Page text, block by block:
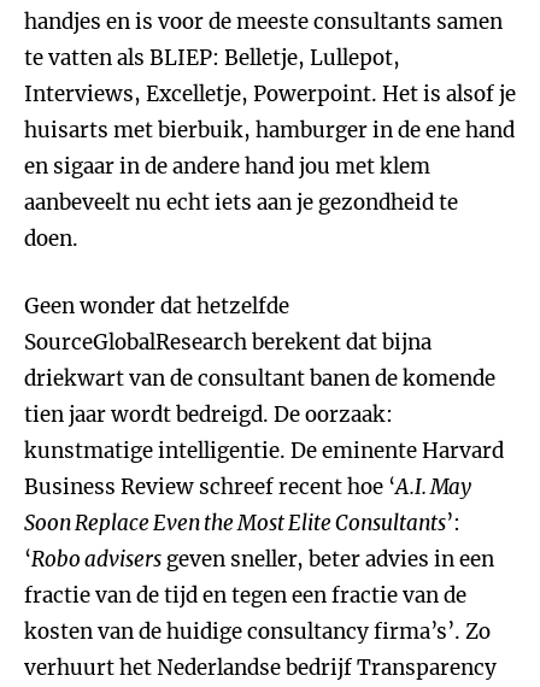
handjes en is voor de meeste consultants samen
te vatten als BLIEP: Belletje, Lullepot,
Interviews, Excelletje, Powerpoint. Het is alsof je
huisarts met bierbuik, hamburger in de ene hand
en sigaar in de andere hand jou met klem
aanbeveelt nu echt iets aan je gezondheid te
doen.
Geen wonder dat hetzelfde
SourceGlobalResearch berekent dat bijna
driekwart van de consultant banen de komende
tien jaar wordt bedreigd. De oorzaak:
kunstmatige intelligentie. De eminente Harvard
Business Review schreef recent hoe ‘A.I. May
Soon Replace Even the Most Elite Consultants’:
‘Robo advisers geven sneller, beter advies in een
fractie van de tijd en tegen een fractie van de
kosten van de huidige consultancy firma’s’. Zo
verhuurt het Nederlandse bedrijf Transparency